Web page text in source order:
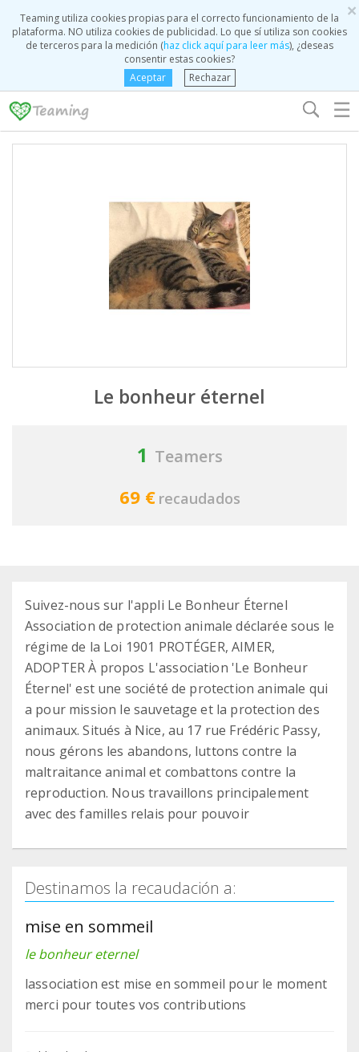
×
Teaming utiliza cookies propias para el correcto funcionamiento de la
plataforma. NO utiliza cookies de publicidad. Lo que sí utiliza son cookies
de terceros para la medición (haz click aquí para leer más), ¿deseas
consentir estas cookies?
Aceptar
Rechazar
☰
Le bonheur éternel
1 Teamers
69 € recaudados
Suivez-nous sur l'appli Le Bonheur Éternel
Association de protection animale déclarée sous le
régime de la Loi 1901 PROTÉGER, AIMER,
ADOPTER À propos L'association 'Le Bonheur
Éternel' est une société de protection animale qui
a pour mission le sauvetage et la protection des
animaux. Situés à Nice, au 17 rue Frédéric Passy,
nous gérons les abandons, luttons contre la
maltraitance animal et combattons contre la
reproduction. Nous travaillons principalement
avec des familles relais pour pouvoir
Destinamos la recaudación a:
mise en sommeil
le bonheur eternel
lassociation est mise en sommeil pour le moment
merci pour toutes vos contributions